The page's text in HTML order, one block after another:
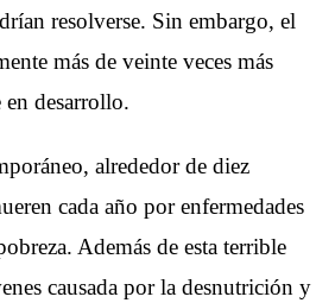
resolverse. Sin embargo, el
más de veinte veces más
en desarrollo.
alrededor de diez
cada año por enfermedades
Además de esta terrible
causada por la desnutrición y